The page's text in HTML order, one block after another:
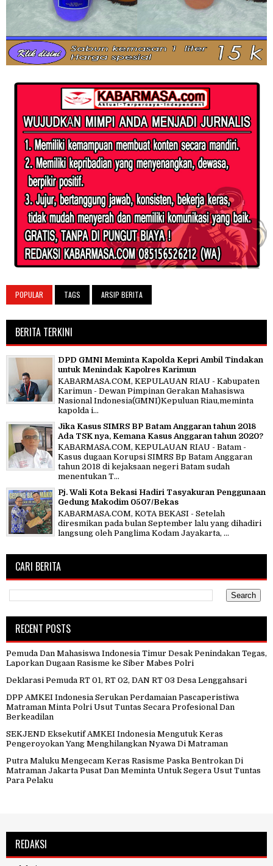
POPULAR TAGS ARSIP BERITA
BERITA TERKINI
DPD GMNI Meminta Kapolda Kepri Ambil Tindakan
untuk Menindak Kapolres Karimun
KABARMASA.COM, KEPULAUAN RIAU - Kabupaten
Karimun - Dewan Pimpinan Gerakan Mahasiswa
Nasional Indonesia(GMNI)Kepuluan Riau,meminta
kapolda i...
Jika Kasus SIMRS BP Batam Anggaran tahun 2018
Ada TSK nya, Kemana Kasus Anggaran tahun 2020?
KABARMASA.COM, KEPULAUAN RIAU - Batam -
Kasus dugaan Korupsi SIMRS Bp Batam Anggaran
tahun 2018 di kejaksaan negeri Batam sudah
menentukan T...
Pj. Wali Kota Bekasi Hadiri Tasyakuran Penggunaan
Gedung Makodim 0507/Bekas
KABARMASA.COM, KOTA BEKASI - Setelah
diresmikan pada bulan September lalu yang dihadiri
langsung oleh Panglima Kodam Jayakarta, ...
CARI BERITA
RECENT POSTS
Pemuda Dan Mahasiswa Indonesia Timur Desak Penindakan Tegas,
Laporkan Dugaan Rasisme ke Siber Mabes Polri
Deklarasi Pemuda RT 01, RT 02, DAN RT 03 Desa Lenggahsari
DPP AMKEI Indonesia Serukan Perdamaian Pascaperistiwa
Matraman Minta Polri Usut Tuntas Secara Profesional Dan
Berkeadilan
SEKJEND Eksekutif AMKEI Indonesia Mengutuk Keras
Pengeroyokan Yang Menghilangkan Nyawa Di Matraman
Putra Maluku Mengecam Keras Rasisme Paska Bentrokan Di
Matraman Jakarta Pusat Dan Meminta Untuk Segera Usut Tuntas
Para Pelaku
REDAKSI